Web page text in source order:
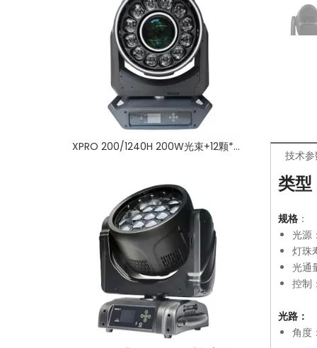
XPRO 200/1240H 200W光束+12颗*40W Led染色-多功能摇染灯
技术
类型
规格 ：
光源
灯珠
光通
控制
光路：
角度